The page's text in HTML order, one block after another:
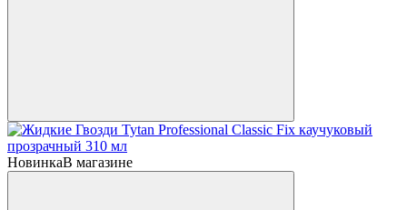
НовинкаВ магазине